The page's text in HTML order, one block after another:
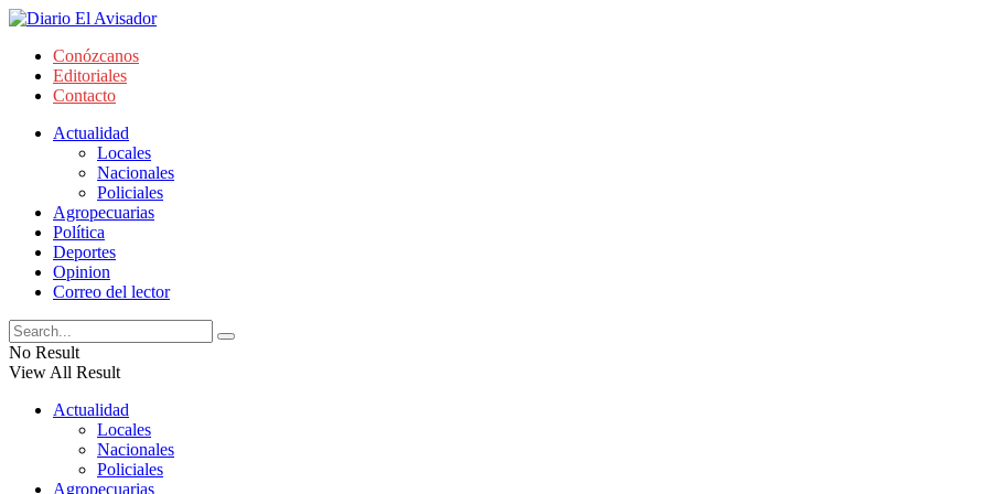
Conózcanos
Editoriales
Contacto
Actualidad
Locales
Nacionales
Policiales
Agropecuarias
Política
Deportes
Opinion
Correo del lector
No Result
View All Result
Actualidad
Locales
Nacionales
Policiales
Agropecuarias